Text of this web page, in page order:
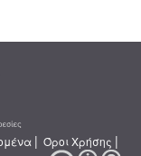
| Όροι Χρήσης |